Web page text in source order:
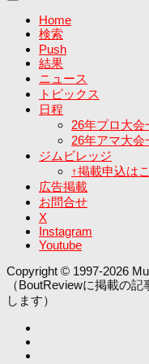
Home
検索
Push
結果
ニュース
トピックス
日程
26年プロ大会
26年アマ大会
ジムビレッジ
↑掲載申込は
広告掲載
お問合せ
X
Instagram
Youtube
Copyright © 1997-2026
（BoutReviewに掲載の
します）